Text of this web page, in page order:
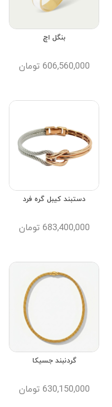
بنگل اچ
606,560,000 تومان
دستبند کیبل گره فرد
683,400,000 تومان
گردنبند جسیکا
630,150,000 تومان